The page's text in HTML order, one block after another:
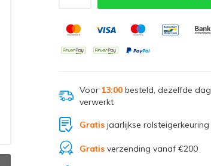
Voor 13:00 besteld, dezelfde dag
verwerkt
Gratis jaarlijkse rolsteigerkeuring
Gratis verzending vanaf €200